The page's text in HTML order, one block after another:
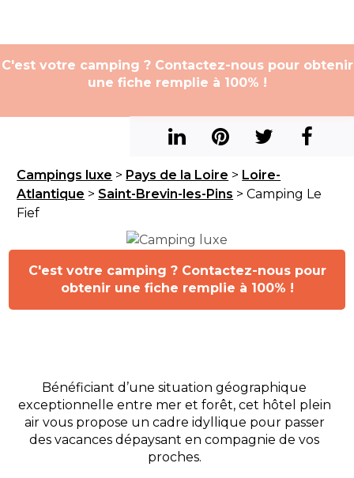
C'est votre camping ? Contactez-nous pour obtenir
une fiche remplie à 100% !
Campings luxe > Pays de la Loire > Loire-
Atlantique > Saint-Brevin-les-Pins > Camping Le
Fief
Bénéficiant d’une situation géographique
exceptionnelle entre mer et forêt, cet hôtel plein
air vous propose un cadre idyllique pour passer
des vacances dépaysant en compagnie de vos
proches.
C'est votre camping ? Contactez-nous pour
obtenir une fiche remplie à 100% !